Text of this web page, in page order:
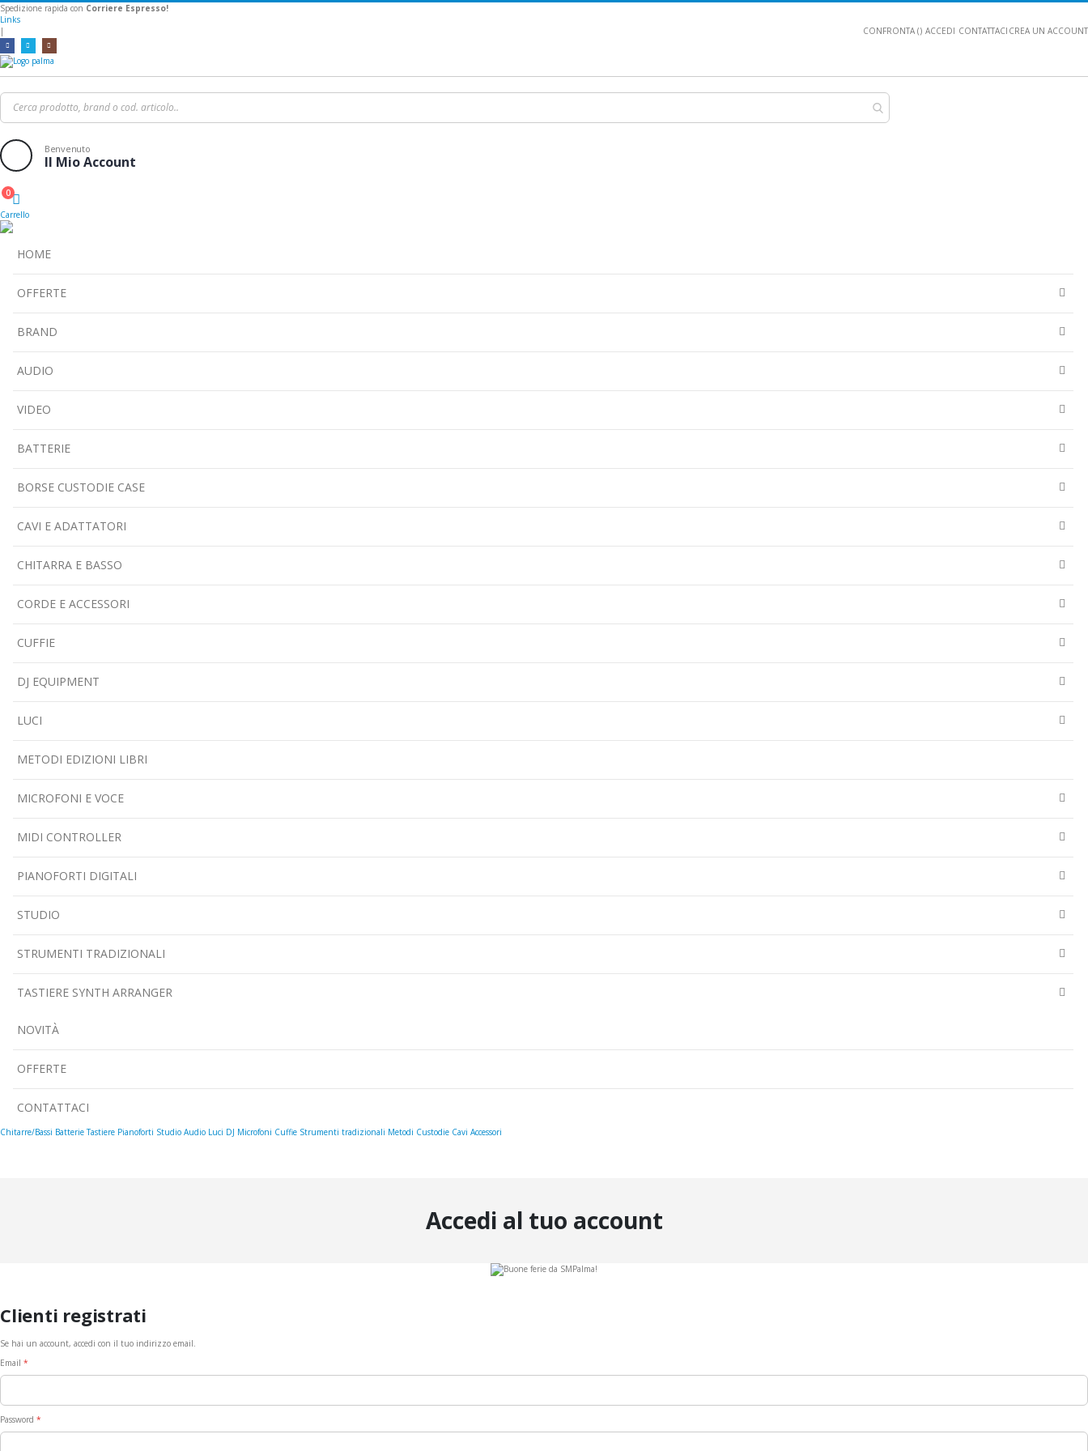
Spedizione rapida con Corriere Espresso!
Links
CONFRONTA () ACCEDI CONTATTACI CREA UN ACCOUNT
|
Benvenuto
Il Mio Account
Cart
0
Carrello
HOME
OFFERTE
BRAND
AUDIO
VIDEO
BATTERIE
BORSE CUSTODIE CASE
CAVI E ADATTATORI
CHITARRA E BASSO
CORDE E ACCESSORI
CUFFIE
DJ EQUIPMENT
LUCI
METODI EDIZIONI LIBRI
MICROFONI E VOCE
MIDI CONTROLLER
PIANOFORTI DIGITALI
STUDIO
STRUMENTI TRADIZIONALI
TASTIERE SYNTH ARRANGER
NOVITÀ
OFFERTE
CONTATTACI
Chitarre/Bassi Batterie Tastiere Pianoforti Studio Audio Luci DJ Microfoni Cuffie Strumenti tradizionali Metodi Custodie Cavi Accessori
Accedi al tuo account
Clienti registrati
Se hai un account, accedi con il tuo indirizzo email.
Email
Password